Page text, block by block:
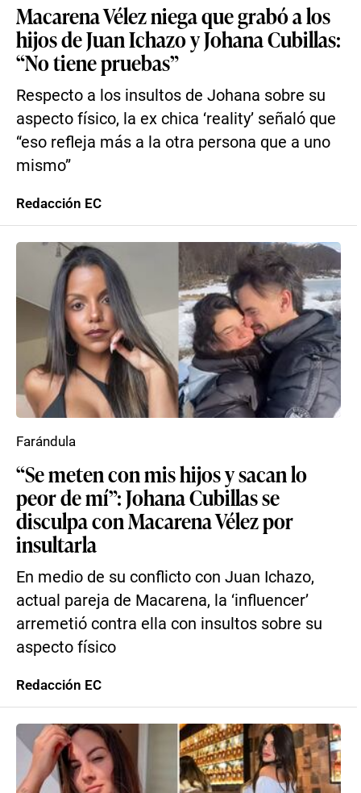
Macarena Vélez niega que grabó a los
hijos de Juan Ichazo y Johana Cubillas:
“No tiene pruebas”
Respecto a los insultos de Johana sobre su
aspecto físico, la ex chica ‘reality’ señaló que
“eso refleja más a la otra persona que a uno
mismo”
Redacción EC
“Se meten con mis hijos y sacan lo
peor de mí”: Johana Cubillas se
disculpa con Macarena Vélez por
insultarla
En medio de su conflicto con Juan Ichazo,
actual pareja de Macarena, la ‘influencer’
arremetió contra ella con insultos sobre su
aspecto físico
Farándula
Redacción EC